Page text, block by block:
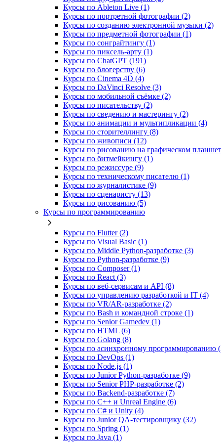
Курсы по Ableton Live (1)
Курсы по портретной фотографии (2)
Курсы по созданию электронной музыки (2)
Курсы по предметной фотографии (1)
Курсы по сонграйтингу (1)
Курсы по пиксель-арту (1)
Курсы по ChatGPT (191)
Курсы по блогерству (6)
Курсы по Cinema 4D (4)
Курсы по DaVinci Resolve (3)
Курсы по мобильной съёмке (2)
Курсы по писательству (2)
Курсы по сведению и мастерингу (2)
Курсы по анимации и мультипликации (4)
Курсы по сторителлингу (8)
Курсы по живописи (12)
Курсы по рисованию на графическом
Курсы по битмейкингу (1)
Курсы по режиссуре (9)
Курсы по техническому писателю (1)
Курсы по журналистике (9)
Курсы по сценаристу (13)
Курсы по рисованию (5)
Курсы по программированию
Курсы по Flutter (2)
Курсы по Visual Basic (1)
Курсы по Middle Python-разработке (3)
Курсы по Python-разработке (9)
Курсы по Composer (1)
Курсы по React (3)
Курсы по веб‑сервисам и API (8)
Курсы по управлению разработкой и IT (4)
Курсы по VR/AR‑разработке (2)
Курсы по Bash и командной строке (1)
Курсы по Senior Gamedev (1)
Курсы по HTML (6)
Курсы по Golang (8)
Курсы по асинхронному программированию
Курсы по DevOps (1)
Курсы по Node.js (1)
Курсы по Junior Python-разработке (9)
Курсы по Senior PHP-разработке (2)
Курсы по Backend‑разработке (7)
Курсы по C++ и Unreal Engine (6)
Курсы по C# и Unity (4)
Курсы по Junior QA-тестировщику (32)
Курсы по Spring (1)
Курсы по Java (1)